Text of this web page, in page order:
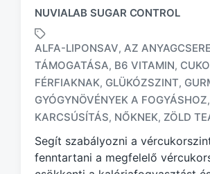
NUVIALAB SUGAR CONTROL
T
a
g
e
d
w
ALFA-LIPONSAV, AZ ANYAGCSERE
TÁMOGATÁSA, B6 VITAMIN,
FÉRFIAKNAK, GLÜKÓZSZINT,
GYÓGYNÖVÉNYEK A FOGYÁSHOZ,
KARCSÚSÍTÁS, NŐKNEK, ZÖLD
Segít szabályozni a
fenntartani a megfelelő